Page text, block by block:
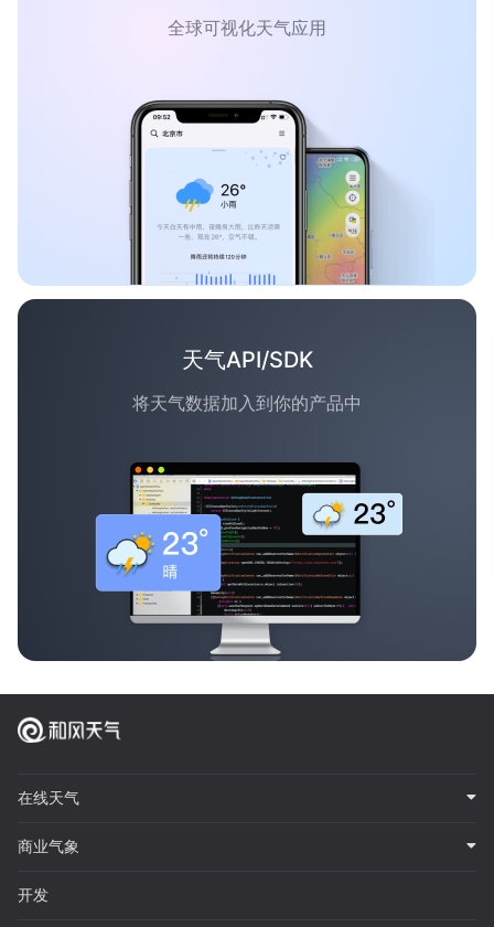
全球可视化天气应用
天气API/SDK
将天气数据加入到你的产品中
在线天气
商业气象
开发